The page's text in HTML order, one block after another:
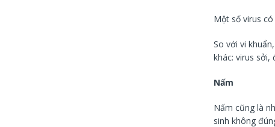
Một số virus
So với vi
khác: virus sởi,
Nấm
Nấm cũng là
sinh không